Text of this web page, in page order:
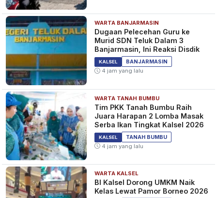
WARTA BANJARMASIN
Dugaan Pelecehan Guru ke
Murid SDN Teluk Dalam 3
Banjarmasin, Ini Reaksi Disdik
KALSEL
BANJARMASIN
4 jam yang lalu
WARTA TANAH BUMBU
Tim PKK Tanah Bumbu Raih
Juara Harapan 2 Lomba Masak
Serba Ikan Tingkat Kalsel 2026
KALSEL
TANAH BUMBU
4 jam yang lalu
WARTA KALSEL
BI Kalsel Dorong UMKM Naik
Kelas Lewat Pamor Borneo 2026